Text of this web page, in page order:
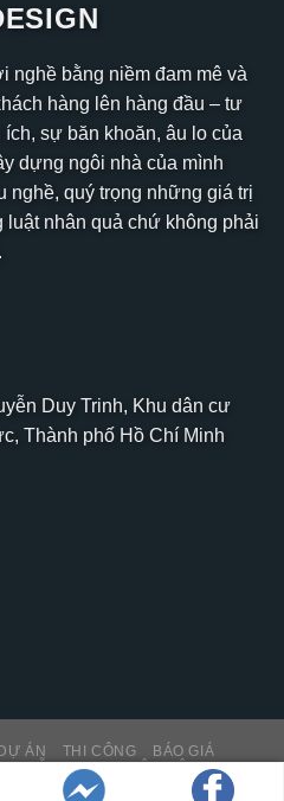
nghề bằng niềm đam mê và
hàng lên hàng đầu – tư
sự băn khoăn, âu lo của
dựng ngôi nhà của mình
nghề, quý trọng những giá trị
luật nhân quả chứ không phải
Duy Trinh, Khu dân cư
Thành phố Hồ Chí Minh
ÁN THI CÔNG
BÁO GIÁ
HỖ TRỢ KH LIÊN HỆ